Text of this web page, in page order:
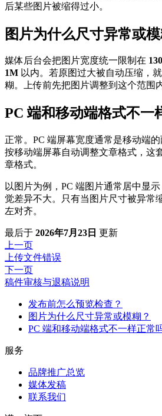
后某些图片被缩得过小。
图片为什么尺寸异常或模
媒体后台会把图片宽度统一限制在
1M 以内。若原图过大被自动压缩，
糊。上传前先把图片调整到这个范围
PC 端和移动端格式不一
正常。PC 端屏幕宽度通常是移动端
按移动端屏幕自动调整文章格式，这
章格式。
以图片为例，PC 端图片通常居中显
觉差异不大。只有当图片尺寸被异常
左对齐。
最后于 2026年7月23日 更新
上一页
上传文件错误
下一页
稿件审核与退稿说明
发布前怎么预览检查？
图片为什么尺寸异常或模糊？
PC 端和移动端格式不一样正常
服务
品牌推广总览
媒体发稿
联系我们